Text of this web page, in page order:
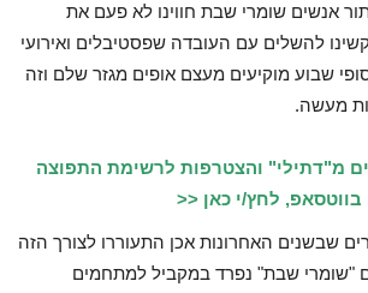
אנשים שומרי שבת חווינו לא פעם את
להשלים עם העובדה שפסטיבלים ואירועי
שבוע מוקיעים מעצם אופים מגזר שלם וזה
מעשה.
מ"דתילי" והצטרפות לרשימת התפוצה
בווטסאפ, לחץ/י כאן <<
שבשנים האחרונות אכן התעוררו לצורך הזה
"שומרי שבת" נפרד במקביל למתחמים